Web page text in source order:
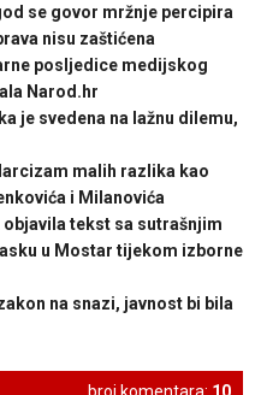
se govor mržnje percipira
nisu zaštićena
posljedice medijskog
Narod.hr
je svedena na lažnu dilemu,
malih razlika kao
i Milanovića
objavila tekst sa sutrašnjim
u Mostar tijekom izborne
na snazi, javnost bi bila